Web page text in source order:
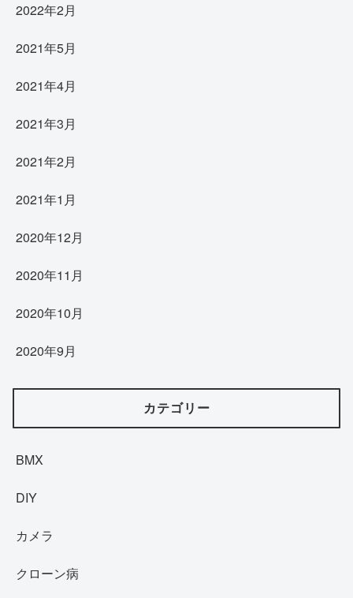
2022年2月
2021年5月
2021年4月
2021年3月
2021年2月
2021年1月
2020年12月
2020年11月
2020年10月
2020年9月
カテゴリー
BMX
DIY
カメラ
クローン病